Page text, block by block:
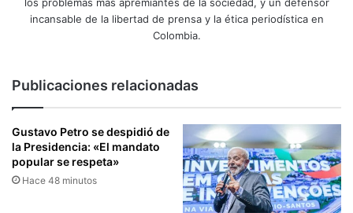
incansable de la libertad de prensa y la ética periodística en
Colombia.
Publicaciones relacionadas
Gustavo Petro se despidió de
la Presidencia: «El mandato
popular se respeta»
Hace 48 minutos